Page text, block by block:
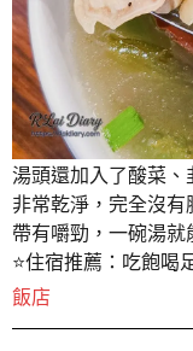
湯頭還加入了酸菜、
非常乾淨，完全沒有
帶有嚼勁，一碗湯就
⭐️住宿推薦：吃飽喝
飯店